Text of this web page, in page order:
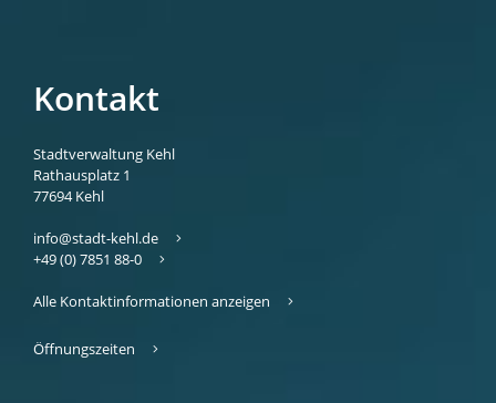
Kontakt
Stadtverwaltung Kehl
Rathausplatz 1
77694 Kehl
info@stadt-kehl.de
+49 (0) 7851 88-0
Alle Kontaktinformationen anzeigen
Öffnungszeiten